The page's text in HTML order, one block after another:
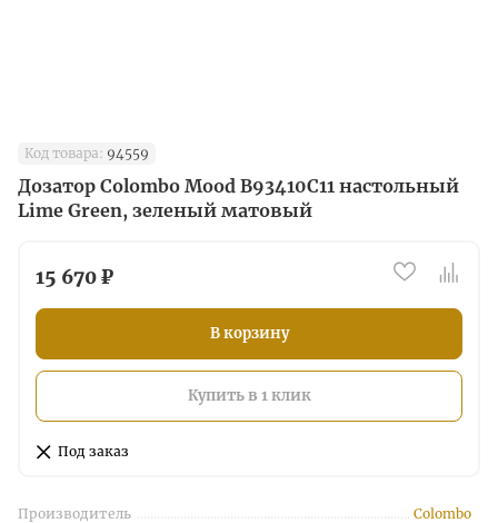
Код товара: 94559
Дозатор Colombo Mood B93410C11 настольный
Lime Green, зеленый матовый
15 670 ₽
В корзину
Купить в 1 клик
Под заказ
Производитель Colombo